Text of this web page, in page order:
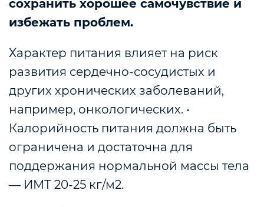
сохранить хорошее самочувствие и
избежать проблем.
Характер питания влияет на риск
развития сердечно-сосудистых и
других хронических заболеваний,
например, онкологических. •
Калорийность питания должна быть
ограничена и достаточна для
поддержания нормальной массы тела
— ИМТ 20-25 кг/м2.